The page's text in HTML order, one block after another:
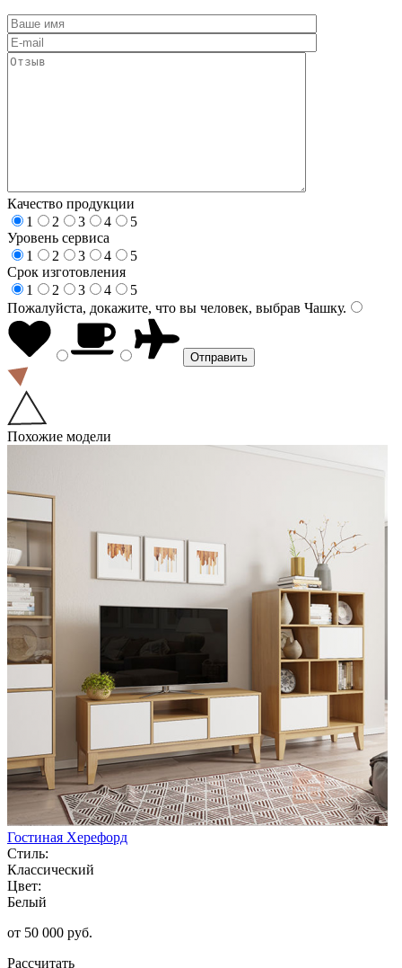
Качество продукции
1
2 3 4
5
Уровень сервиса
1
2 3 4
5
Срок изготовления
1
2 3 4
5
Пожалуйста, докажите, что вы человек, выбрав Чашку.
Похожие модели
Гостиная Херефорд
Стиль:
Классический
Цвет:
Белый
от 50 000 руб.
Рассчитать